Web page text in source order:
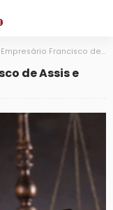
Empresário Francisco de Assis e Silva JBS
de Assis e